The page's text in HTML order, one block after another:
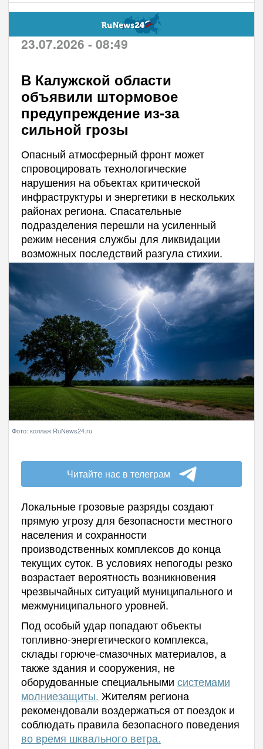
23.07.2026 - 08:49
В Калужской области
объявили штормовое
предупреждение из-за
сильной грозы
Опасный атмосферный фронт может
спровоцировать технологические
нарушения на объектах критической
инфраструктуры и энергетики в нескольких
районах региона. Спасательные
подразделения перешли на усиленный
режим несения службы для ликвидации
возможных последствий разгула стихии.
Фото: коллаж RuNews24.ru
Читайте нас в телеграм
Локальные грозовые разряды создают
прямую угрозу для безопасности местного
населения и сохранности
производственных комплексов до конца
текущих суток. В условиях непогоды резко
возрастает вероятность возникновения
чрезвычайных ситуаций муниципального и
межмуниципального уровней.
Под особый удар попадают объекты
топливно-энергетического комплекса,
склады горюче-смазочных материалов, а
также здания и сооружения, не
оборудованные специальными системами
молниезащиты. Жителям региона
рекомендовали воздержаться от поездок и
соблюдать правила безопасного поведения
во время шквального ветра.